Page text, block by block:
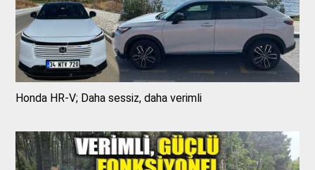
Honda HR-V; Daha sessiz, daha verimli